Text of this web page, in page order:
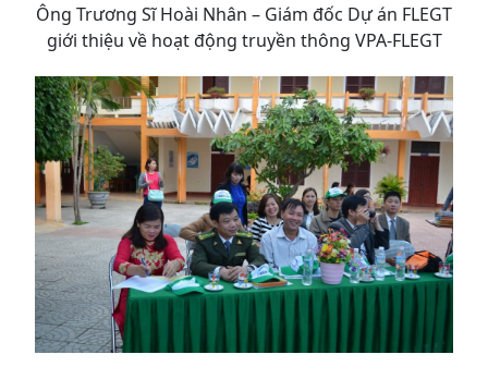
Ông Trương Sĩ Hoài Nhân – Giám đốc Dự án FLEGT
giới thiệu về hoạt động truyền thông VPA-FLEGT